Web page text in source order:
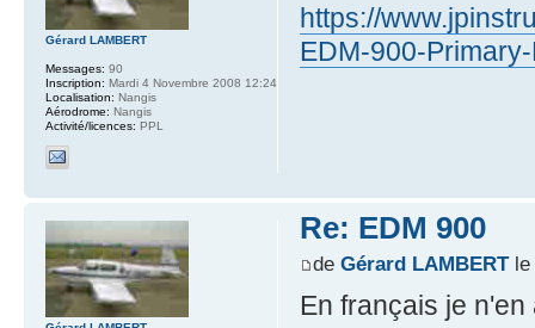
https://
EDM-900-
Gérard LAMBERT
Messages: 90
Inscription: Mardi 4 Novembre 2008 12:24
Localisation: Nangis
Aérodrome: Nangis
Activité/licences: PPL
Re: EDM 900
de Gérard LAMBERTle
En français je n'en